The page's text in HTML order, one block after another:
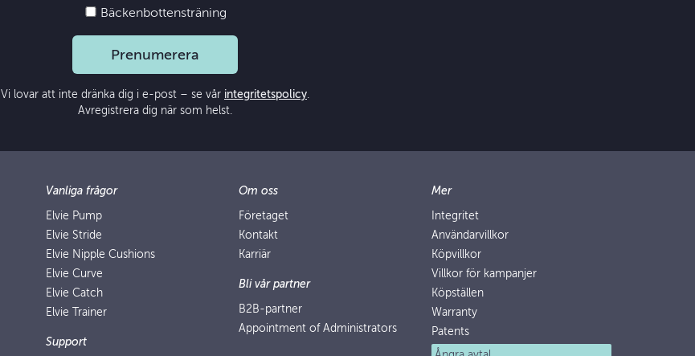
Bäckenbottensträning
Prenumerera
Vi lovar att inte dränka dig i e-post – se vår integritetspolicy.
Avregistrera dig när som helst.
Vanliga frågor
Elvie Pump
Elvie Stride
Elvie Nipple Cushions
Elvie Curve
Elvie Catch
Elvie Trainer
Support
Om oss
Företaget
Kontakt
Karriär
Bli vår partner
B2B-partner
Appointment of Administrators
Mer
Integritet
Användarvillkor
Köpvillkor
Villkor för kampanjer
Köpställen
Warranty
Patents